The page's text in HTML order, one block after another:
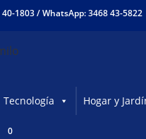
1803 /WhatsApp: 3468 43-5822
Tecnología Hogar y
0